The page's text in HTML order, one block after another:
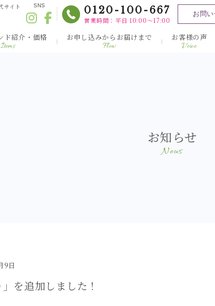
サイト SNS 0120-100-667
営業時間：平日 10:00～17:00
お問
ド紹介・価格
Items
お申し込みからお届けまで
Flow
お客様の声
Voice
お知らせ
News
9日
を追加しました！